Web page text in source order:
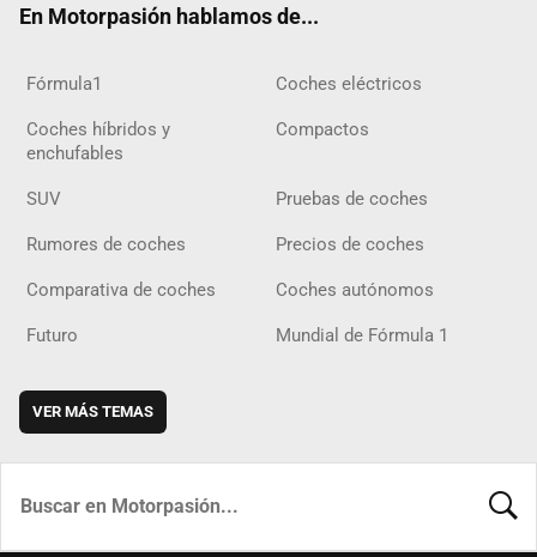
En Motorpasión hablamos de...
Fórmula1 Coches eléctricos
Coches híbridos y
enchufables
Compactos
SUV Pruebas de coches
Rumores de coches Precios de coches
Comparativa de coches Coches autónomos
Futuro Mundial de Fórmula 1
VER MÁS TEMAS